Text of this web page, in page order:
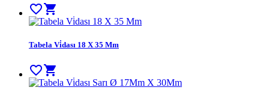
favorite_bordershopping_cart
Tabela Vi̇dası 18 X 35 Mm
favorite_bordershopping_cart